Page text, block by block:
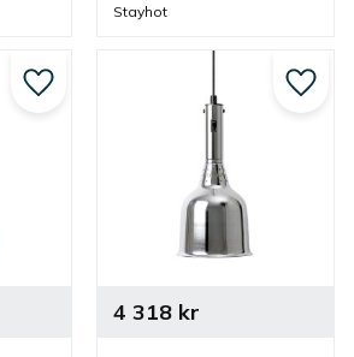
fastmontering.
kabel och höjd som finns
Stayhot
Lägg till i favoriter
4 318kr
Lägg